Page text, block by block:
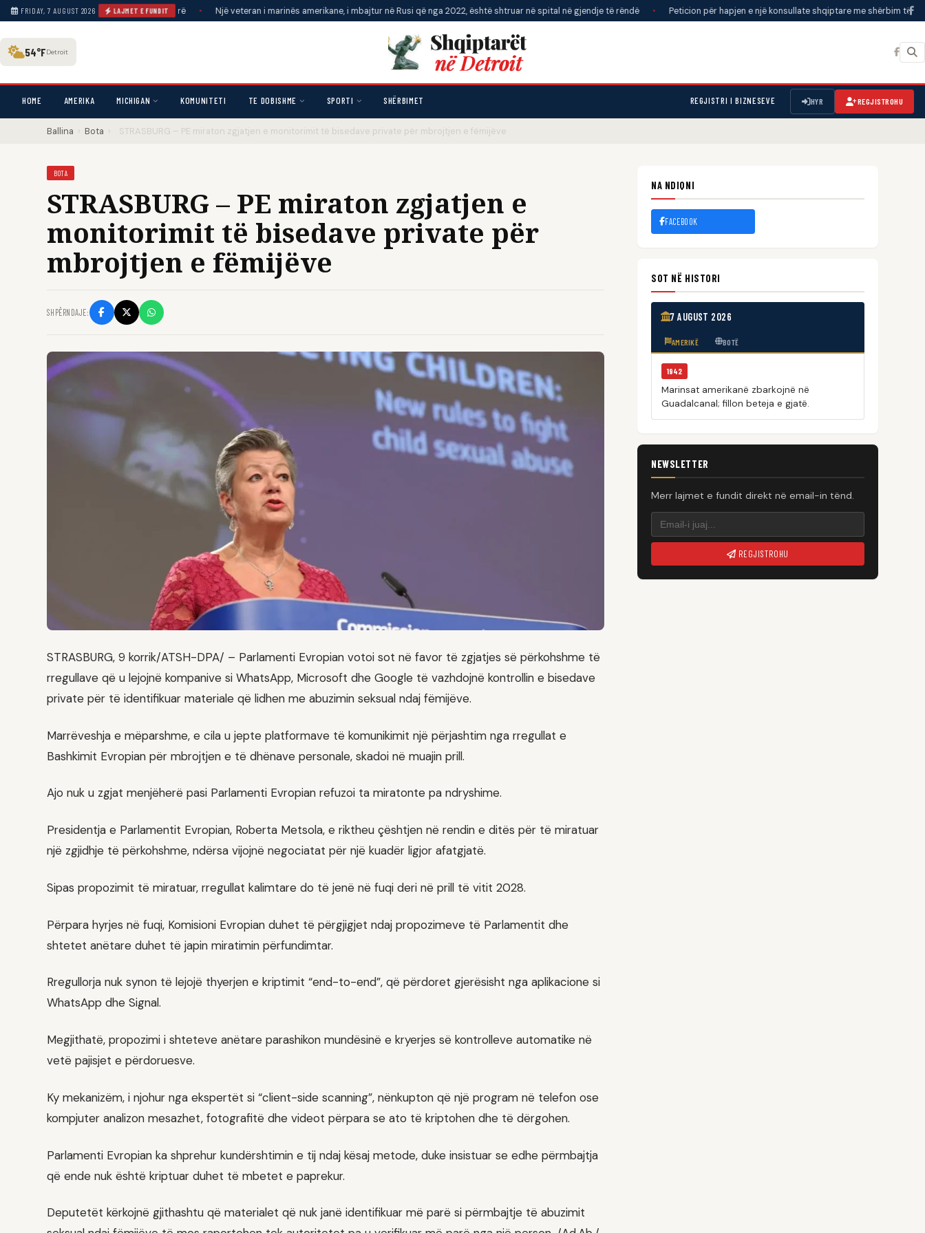
FRIDAY, 7 AUGUST 2026 LAJMET E FUNDIT
pas akuzave për plagjiaturë • Një veteran i marinës amerikane, i mbajtur në Rusi që nga 2022, është shtruar në spital në gjendje të rëndë • Peticion për hapjen e një konsullate shqiptare me shërbim të plotë në
54°FDetroit
HOME AMERIKA MICHIGAN KOMUNITETI TE DOBISHME SPORTI SHËRBIMET REGJISTRI I BIZNESEVE HYR REGJISTROHU
Ballina › Bota › STRASBURG – PE miraton zgjatjen e monitorimit të bisedave private për mbrojtjen e fëmijëve
BOTA
STRASBURG – PE miraton zgjatjen e
monitorimit të bisedave private për
mbrojtjen e fëmijëve
SHPËRNDAJE:
STRASBURG, 9 korrik/ATSH-DPA/ – Parlamenti Evropian votoi sot në favor të zgjatjes së përkohshme të
rregullave që u lejojnë kompanive si WhatsApp, Microsoft dhe Google të vazhdojnë kontrollin e bisedave
private për të identifikuar materiale që lidhen me abuzimin seksual ndaj fëmijëve.
Marrëveshja e mëparshme, e cila u jepte platformave të komunikimit një përjashtim nga rregullat e
Bashkimit Evropian për mbrojtjen e të dhënave personale, skadoi në muajin prill.
Ajo nuk u zgjat menjëherë pasi Parlamenti Evropian refuzoi ta miratonte pa ndryshime.
Presidentja e Parlamentit Evropian, Roberta Metsola, e riktheu çështjen në rendin e ditës për të miratuar
një zgjidhje të përkohshme, ndërsa vijojnë negociatat për një kuadër ligjor afatgjatë.
Sipas propozimit të miratuar, rregullat kalimtare do të jenë në fuqi deri në prill të vitit 2028.
Përpara hyrjes në fuqi, Komisioni Evropian duhet të përgjigjet ndaj propozimeve të Parlamentit dhe
shtetet anëtare duhet të japin miratimin përfundimtar.
Rregullorja nuk synon të lejojë thyerjen e kriptimit “end-to-end”, që përdoret gjerësisht nga aplikacione si
WhatsApp dhe Signal.
Megjithatë, propozimi i shteteve anëtare parashikon mundësinë e kryerjes së kontrolleve automatike në
vetë pajisjet e përdoruesve.
Ky mekanizëm, i njohur nga ekspertët si “client-side scanning”, nënkupton që një program në telefon ose
kompjuter analizon mesazhet, fotografitë dhe videot përpara se ato të kriptohen dhe të dërgohen.
Parlamenti Evropian ka shprehur kundërshtimin e tij ndaj kësaj metode, duke insistuar se edhe përmbajtja
që ende nuk është kriptuar duhet të mbetet e paprekur.
Deputetët kërkojnë gjithashtu që materialet që nuk janë identifikuar më parë si përmbajtje të abuzimit
NA NDIQNI
FACEBOOK
SOT NË HISTORI
7 AUGUST 2026
AMERIKË BOTË
1942
Marinsat amerikanë zbarkojnë në
Guadalcanal; fillon beteja e gjatë.
NEWSLETTER
Merr lajmet e fundit direkt në email-in tënd.
REGJISTROHU